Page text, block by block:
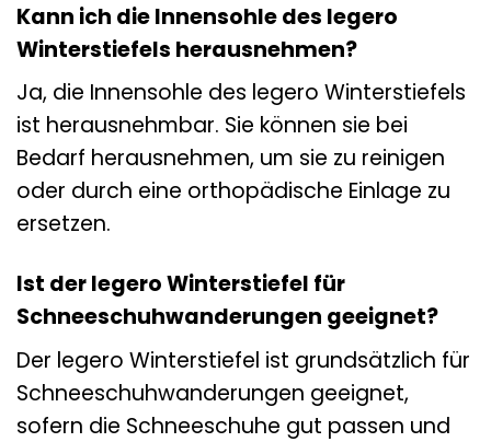
Kann ich die Innensohle des legero
Winterstiefels herausnehmen?
Ja, die Innensohle des legero Winterstiefels
ist herausnehmbar. Sie können sie bei
Bedarf herausnehmen, um sie zu reinigen
oder durch eine orthopädische Einlage zu
ersetzen.
Ist der legero Winterstiefel für
Schneeschuhwanderungen geeignet?
Der legero Winterstiefel ist grundsätzlich für
Schneeschuhwanderungen geeignet,
sofern die Schneeschuhe gut passen und